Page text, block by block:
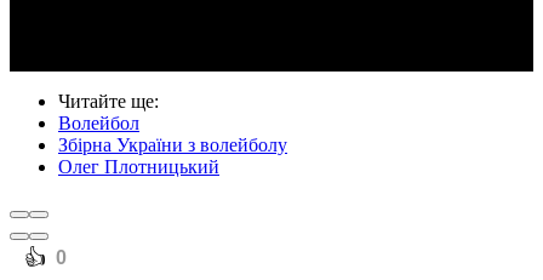
Читайте ще:
Волейбол
Збірна України з волейболу
Олег Плотницький
️👍 0